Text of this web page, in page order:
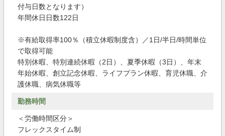
付与日数となります）
年間休日日数122日
※有給取得率100％（積立休暇制度含）／1日/半日/時間単位
で取得可能
特別休暇、特別連続休暇（2日）、夏季休暇（3日）、年末
年始休暇、創立記念休暇、ライフプラン休暇、育児休職、介
護休職、病気休職等
勤務時間
＜労働時間区分＞
フレックスタイム制